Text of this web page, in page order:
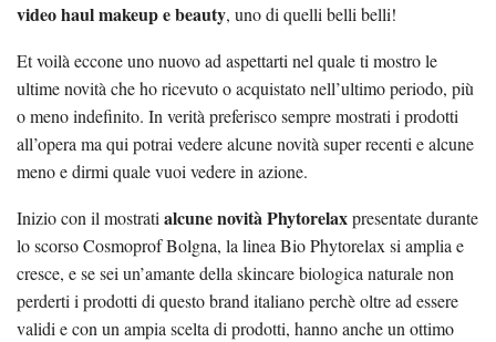
video haul makeup e beauty, uno di quelli belli belli!
Et voilà eccone uno nuovo ad aspettarti nel quale ti mostro le
ultime novità che ho ricevuto o acquistato nell’ultimo periodo, più
o meno indefinito. In verità preferisco sempre mostrati i prodotti
all’opera ma qui potrai vedere alcune novità super recenti e alcune
meno e dirmi quale vuoi vedere in azione.
Inizio con il mostrati alcune novità Phytorelaxpresentate durante
lo scorso Cosmoprof Bolgna, la linea Bio Phytorelax si amplia e
cresce, e se sei un’amante della skincare biologica naturale non
perderti i prodotti di questo brand italiano perchè oltre ad essere
validi e con un ampia scelta di prodotti, hanno anche un ottimo